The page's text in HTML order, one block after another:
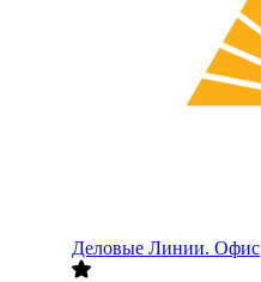
Деловые Линии. Офис